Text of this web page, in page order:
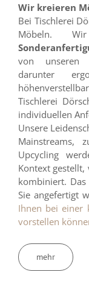
Wir kreieren
Bei Tischlerei
Möbeln.
von unseren
darunter
Tischlerei
individuellen
Unsere
Mainstreams,
Upcycling
Kontext
kombiniert.
Sie angefertigt
Ihnen bei einer
vorstellen
mehr